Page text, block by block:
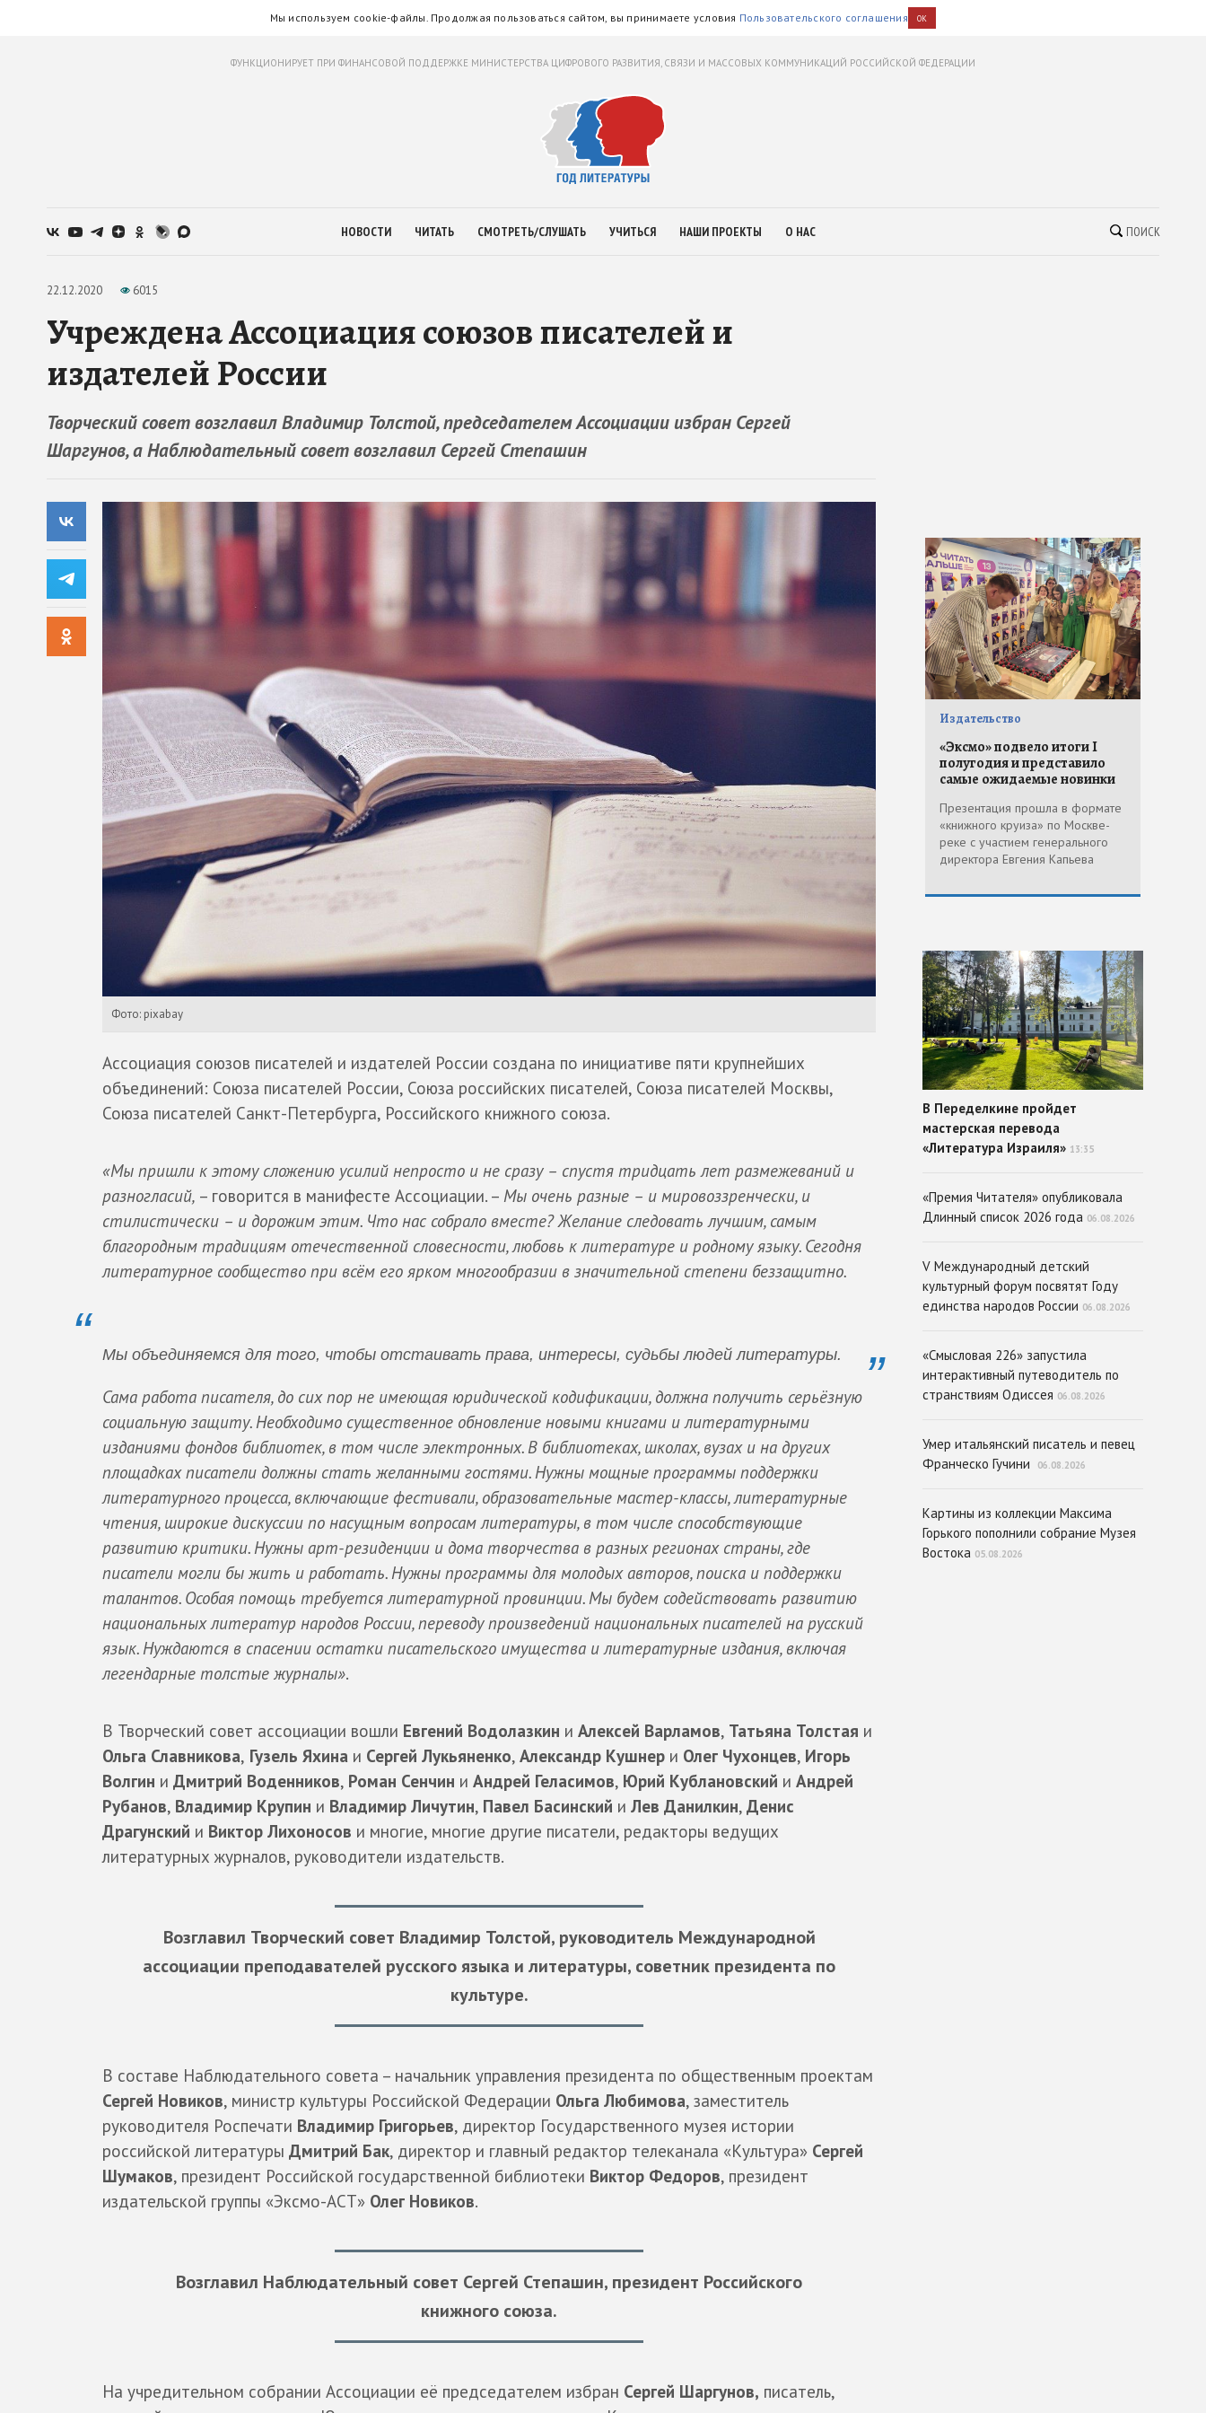
Мы используем cookie-файлы. Продолжая пользоваться сайтом, вы принимаете условия Пользовательского соглашения OK
ФУНКЦИОНИРУЕТ ПРИ ФИНАНСОВОЙ ПОДДЕРЖКЕ МИНИСТЕРСТВА ЦИФРОВОГО РАЗВИТИЯ, СВЯЗИ И МАССОВЫХ КОММУНИКАЦИЙ РОССИЙСКОЙ ФЕДЕРАЦИИ
НОВОСТИ ЧИТАТЬ СМОТРЕТЬ/СЛУШАТЬ УЧИТЬСЯ НАШИ ПРОЕКТЫ О НАС ПОИСК
22.12.2020 6015
Учреждена Ассоциация союзов писателей и
издателей России
Творческий совет возглавил Владимир Толстой, председателем Ассоциации избран Сергей
Шаргунов, а Наблюдательный совет возглавил Сергей Степашин
Фото: pixabay
Ассоциация союзов писателей и издателей России создана по инициативе пяти крупнейших
объединений: Союза писателей России, Союза российских писателей, Союза писателей Москвы,
Союза писателей Санкт-Петербурга, Российского книжного союза.
«Мы пришли к этому сложению усилий непросто и не сразу – спустя тридцать лет размежеваний и
разногласий, – говорится в манифесте Ассоциации. – Мы очень разные – и мировоззренчески, и
стилистически – и дорожим этим. Что нас собрало вместе? Желание следовать лучшим, самым
благородным традициям отечественной словесности, любовь к литературе и родному языку. Сегодня
литературное сообщество при всём его ярком многообразии в значительной степени беззащитно.
Мы объединяемся для того, чтобы отстаивать права, интересы, судьбы людей литературы.
Сама работа писателя, до сих пор не имеющая юридической кодификации, должна получить серьёзную
социальную защиту. Необходимо существенное обновление новыми книгами и литературными
изданиями фондов библиотек, в том числе электронных. В библиотеках, школах, вузах и на других
площадках писатели должны стать желанными гостями. Нужны мощные программы поддержки
литературного процесса, включающие фестивали, образовательные мастер-классы, литературные
чтения, широкие дискуссии по насущным вопросам литературы, в том числе способствующие
развитию критики. Нужны арт-резиденции и дома творчества в разных регионах страны, где
писатели могли бы жить и работать. Нужны программы для молодых авторов, поиска и поддержки
талантов. Особая помощь требуется литературной провинции. Мы будем содействовать развитию
национальных литератур народов России, переводу произведений национальных писателей на русский
язык. Нуждаются в спасении остатки писательского имущества и литературные издания, включая
легендарные толстые журналы».
В Творческий совет ассоциации вошли Евгений Водолазкин и Алексей Варламов, Татьяна Толстая и
Ольга Славникова, Гузель Яхина и Сергей Лукьяненко, Александр Кушнер и Олег Чухонцев, Игорь
Волгин и Дмитрий Воденников, Роман Сенчин и Андрей Геласимов, Юрий Кублановский и Андрей
Рубанов, Владимир Крупин и Владимир Личутин, Павел Басинский и Лев Данилкин, Денис
Драгунский и Виктор Лихоносов и многие, многие другие писатели, редакторы ведущих
литературных журналов, руководители издательств.
Возглавил Творческий совет Владимир Толстой, руководитель Международной
ассоциации преподавателей русского языка и литературы, советник президента по
культуре.
В составе Наблюдательного совета – начальник управления президента по общественным проектам
Сергей Новиков, министр культуры Российской Федерации Ольга Любимова, заместитель
руководителя Роспечати Владимир Григорьев, директор Государственного музея истории
российской литературы Дмитрий Бак, директор и главный редактор телеканала «Культура» Сергей
Шумаков, президент Российской государственной библиотеки Виктор Федоров, президент
издательской группы «Эксмо-АСТ» Олег Новиков.
Возглавил Наблюдательный совет Сергей Степашин, президент Российского
книжного союза.
На учредительном собрании Ассоциации её председателем избран Сергей Шаргунов, писатель,
Издательство
«Эксмо» подвело итоги I
полугодия и представило
самые ожидаемые новинки
Презентация прошла в формате
«книжного круиза» по Москве-
реке с участием генерального
директора Евгения Капьева
В Переделкине пройдет
мастерская перевода
«Литература Израиля» 13:35
«Премия Читателя» опубликовала
Длинный список 2026 года 06.08.2026
V Международный детский
культурный форум посвятят Году
единства народов России 06.08.2026
«Смысловая 226» запустила
интерактивный путеводитель по
странствиям Одиссея 06.08.2026
Умер итальянский писатель и певец
Франческо Гучини
06.08.2026
Картины из коллекции Максима
Горького пополнили собрание Музея
Востока 05.08.2026